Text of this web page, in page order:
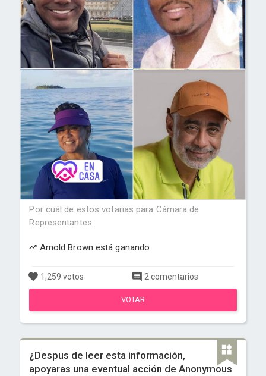
Por cuál de estos votarias para Cámara de
Representantes.
Arnold Brown está ganando
1,259 votos 2 comentarios
VOTAR
¿Despus de leer esta información,
apoyaras una eventual acción de Anonymous